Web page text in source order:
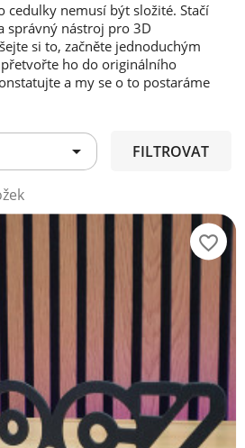
cedulky nemusí být složité. Stačí
správný nástroj pro 3D
si to, začněte jednoduchým
ho do originálního
a my se o to postaráme
 FILTROVAT
favorite_border